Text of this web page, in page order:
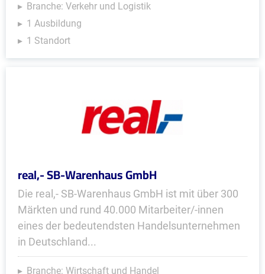
Branche: Verkehr und Logistik
1 Ausbildung
1 Standort
real,- SB-Warenhaus GmbH
Die real,- SB-Warenhaus GmbH ist mit über 300
Märkten und rund 40.000 Mitarbeiter/-innen
eines der bedeutendsten Handelsunternehmen
in Deutschland...
Branche: Wirtschaft und Handel